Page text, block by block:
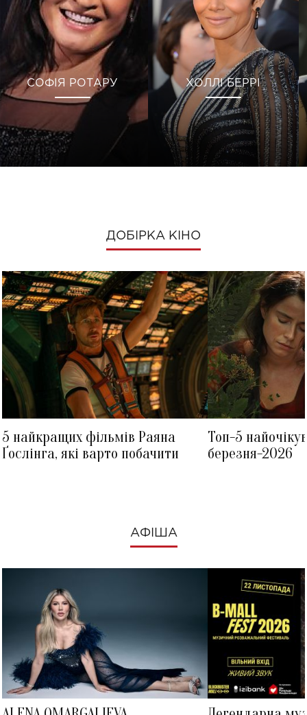
СОФІЯ РОТАРУ ХОЛЛІ БЕРРІ
ДОБІРКА КІНО
5 найкращих фільмів Раяна
Ґослінга, які варто побачити
Топ-5
березня-2026
АФІША